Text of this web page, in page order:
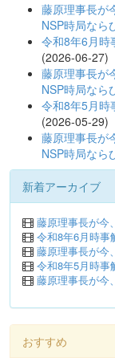
藤原理事長が
NSP時局なら
令和8年6月時
(2026-06-27)
藤原理事長が
NSP時局なら
令和8年5月時
(2026-05-29)
藤原理事長が
NSP時局なら
新着アーカイブ
藤原理事長が今
令和8年6月時事
藤原理事長が今
令和8年5月時事
藤原理事長が今
おすすめ